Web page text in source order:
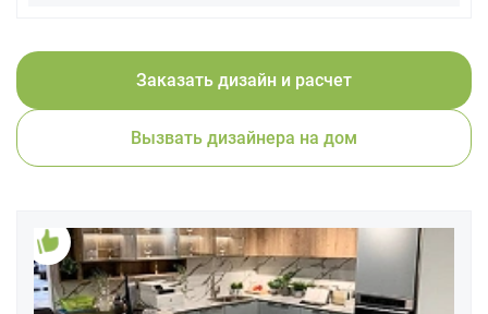
Заказать дизайн и расчет
Вызвать дизайнера на дом